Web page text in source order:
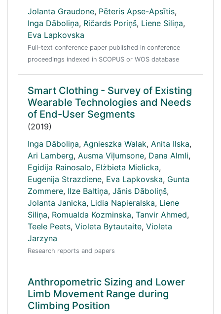
Jolanta Graudone, Pēteris Apse-Apsītis,
Inga Dāboliņa, Ričards Poriņš, Liene Siliņa,
Eva Lapkovska
Full-text conference paper published in conference
proceedings indexed in SCOPUS or WOS database
Smart Clothing - Survey of Existing
Wearable Technologies and Needs
of End-User Segments
(2019)
Inga Dāboliņa, Agnieszka Walak, Anita Ilska,
Ari Lamberg, Ausma Viļumsone, Dana Almli,
Egidija Rainosalo, Elżbieta Mielicka,
Eugenija Strazdiene, Eva Lapkovska, Gunta
Zommere, Ilze Baltiņa, Jānis Dāboliņš,
Jolanta Janicka, Lidia Napieralska, Liene
Siliņa, Romualda Kozminska, Tanvir Ahmed,
Teele Peets, Violeta Bytautaite, Violeta
Jarzyna
Research reports and papers
Anthropometric Sizing and Lower
Limb Movement Range during
Climbing Position